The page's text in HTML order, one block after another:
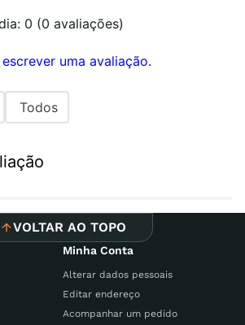
0 (0 avaliações)
uma avaliação.
Todos
VOLTAR AO TOPO
Minha Conta
Alterar dados pessoais
Editar endereço
Acompanhar um pedido